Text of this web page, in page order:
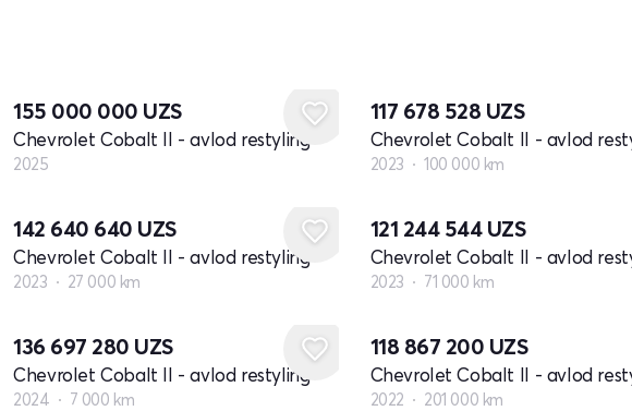
155 000 000 UZS
Chevrolet Cobalt II - avlod restyling
2025
117 678 528 UZS
Chevrolet Cobalt II - avlod
2023 100 000 km
142 640 640 UZS
Chevrolet Cobalt II - avlod restyling
2023 27 000 km
121 244 544 UZS
Chevrolet Cobalt II - avlod
2023 71 000 km
136 697 280 UZS
Chevrolet Cobalt II - avlod restyling
2024 7 000 km
118 867 200 UZS
Chevrolet Cobalt II - avlod
2022 201 000 km